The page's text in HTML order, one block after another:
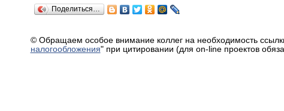
Поделиться…
© Обращаем особое внимание коллег на необходимость
налогообложения" при цитировании (для on-line проектов